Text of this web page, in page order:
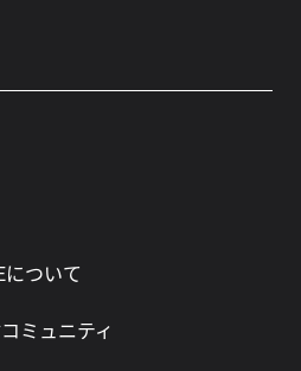
について
ミュニティ